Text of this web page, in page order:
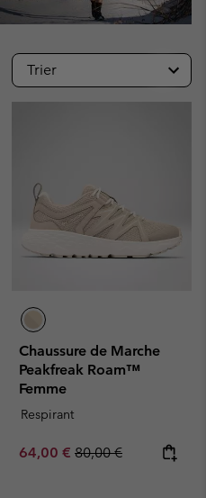
Trier
Chaussure de Marche
Peakfreak Roam™
Femme
Respirant
Sale price:
64,00 € Regular price:
80,00 €